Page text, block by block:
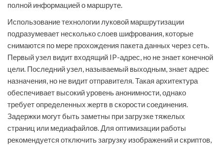
полной информацией о маршруте.
Использование технологии луковой маршрутизации
подразумевает несколько слоев шифрования, которые
снимаются по мере прохождения пакета данных через сеть.
Первый узел видит входящий IP-адрес, но не знает конечной
цели. Последний узел, называемый выходным, знает адрес
назначения, но не видит отправителя. Такая архитектура
обеспечивает высокий уровень анонимности, однако
требует определенных жертв в скорости соединения.
Задержки могут быть заметны при загрузке тяжелых
страниц или медиафайлов. Для оптимизации работы
рекомендуется отключить загрузку изображений и скриптов,